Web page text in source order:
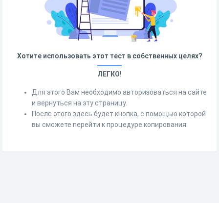
Хотите использовать этот тест в собственных целях?
ЛЕГКО!
Для этого Вам необходимо авторизоваться на сайте
и вернуться на эту страницу.
После этого здесь будет кнопка, с помощью которой
вы сможете перейти к процедуре копирования.